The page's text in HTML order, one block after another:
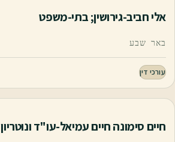
אלי חביב-גירושין; בתי-משפט
באר שבע
עורכי דין
חיים סימונה חיים עמיאל-עו"ד ונוטריון